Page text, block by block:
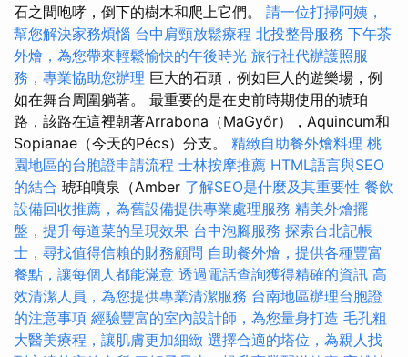
石之間咆哮，倒下的樹木和爬上它們。 請一位打掃阿姨，
幫您解決家務煩惱 台中肩頸放鬆療程 北投整骨服務 下午茶
外燴，為您帶來輕鬆愉快的午後時光 旅行社代辦護照服
務，專業協助您辦理 巨大的石頭，例如巨人的遊樂場，例
如在舞台周圍躺著。 最重要的是在史前時期使用的琥珀
路，該路在這裡朝著Arrabona（MaGyőr），Aquincum和
Sopianae（今天的Pécs）分支。 精緻自助餐外燴料理 桃
園地區的台胞證申請流程 士林按摩推薦 HTML語言與SEO
的結合 琥珀噴泉（Amber 了解SEO是什麼及其重要性 餐飲
設備回收推薦，為舊設備提供專業處理服務 精美外燴擺
盤，提升每道菜的呈現效果 台中泡腳服務 探索台北記帳
士，尋找值得信賴的財務顧問 自助餐外燴，提供各種豐富
餐點，讓每個人都能滿意 透過電話查詢獲得精確的資訊 高
效清潔人員，為您提供專業清潔服務 台南地區辦理台胞證
的注意事項 經驗豐富的室內設計師，為您量身打造 毛孔粗
大醫美療程，讓肌膚更加細緻 選擇合適的塔位，為親人找